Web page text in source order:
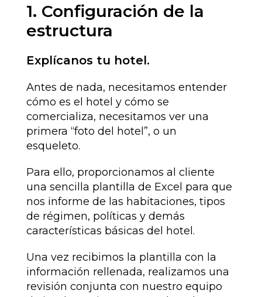
1. Configuración de la
estructura
Explícanos tu hotel.
Antes de nada, necesitamos entender
cómo es el hotel y cómo se
comercializa, necesitamos ver una
primera “foto del hotel”, o un
esqueleto.
Para ello, proporcionamos al cliente
una sencilla plantilla de Excel para que
nos informe de las habitaciones, tipos
de régimen, políticas y demás
características básicas del hotel.
Una vez recibimos la plantilla con la
información rellenada, realizamos una
revisión conjunta con nuestro equipo